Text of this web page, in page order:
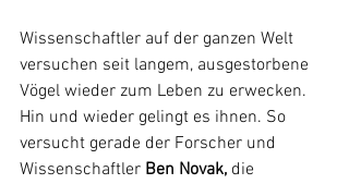
Wissenschaftler auf der ganzen Welt
versuchen seit langem, ausgestorbene
Vögel wieder zum Leben zu erwecken.
Hin und wieder gelingt es ihnen. So
versucht gerade der Forscher und
Wissenschaftler Ben Novak, die